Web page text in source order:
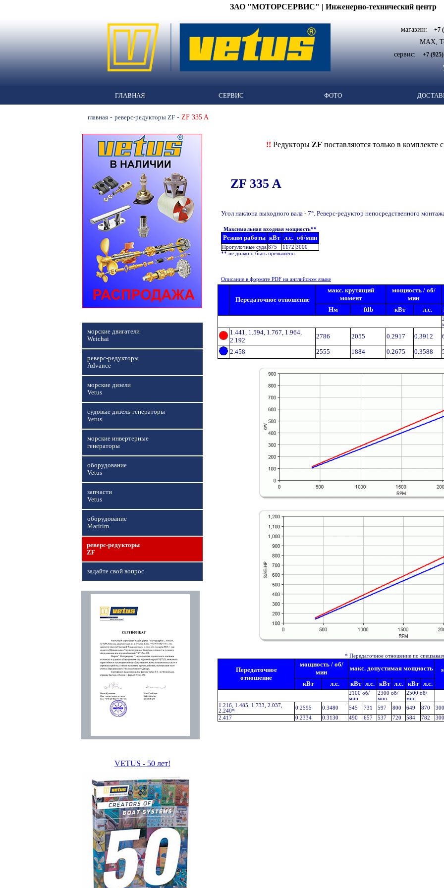
ЗАО "МОТОРСЕРВИС" | Инженерно-технический центр
магазин: +7
MAX,
сервис:
+7
ГЛАВНАЯ СЕРВИС ФОТО
главная - реверс-редукторы ZF - ZF 335 A
морские двигатели
Weichai
реверс-редукторы
Advance
морские дизели
Vetus
судовые дизель-генераторы
Vetus
морские инвертерные
генераторы
оборудование
Vetus
запчасти
Vetus
оборудование
Maritim
реверс-редукторы
ZF
задайте свой вопрос
VETUS - 50 лет!
!! Редукторы ZF поставляются только в комплекте
ZF 335 A
Угол наклона выходного вала - 7°. Реверс-редуктор непосредственного
Максимальная входная мощность**
Режим работы кВт л.с. об/мин
Прогулочные суда 875 1172 3000
** не должно быть превышено
Описание в формате PDF на английском языке
Передаточное отношение
макс. крутящий
момент
мощность / об/
мин
Нм
ftlb кВт л.с.
1.441, 1.594, 1.767, 1.964,
2.192
2786 2055 0.2917 0.3912
2.458 2555 1884 0.2675 0.3588
* Передаточное отношение по
Передаточное
отношение
мощность / об/
мин
макс. допустимая мощность
кВт
л.с. кВт л.с. кВт л.с. кВт л.с.
2100 об/
мин
2300 об/
мин
2500 об/
мин
1.216, 1.485, 1.733, 2.037,
2.240*
0.2595 0.3480 545 731 597 800 649 870
2.417
0.2334 0.3130 490 657 537 720 584 782